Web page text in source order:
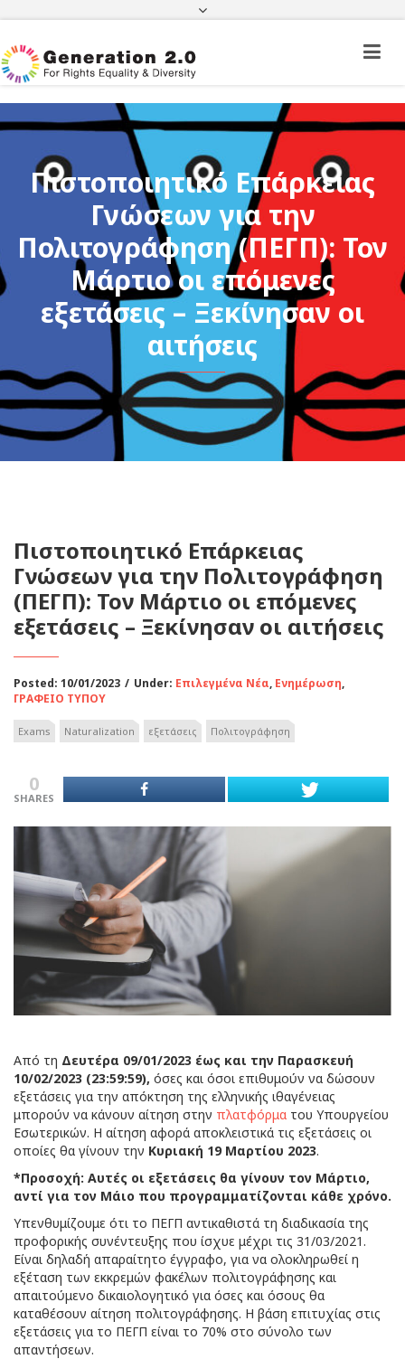
Πορεία Φακέλου Πολίτη Τρίτης Χώρας
Πορεία Φακέλου Ιθαγένειας
e-paravolo
FacebookTwitter Instagram
YoutubeLinkedin
Πιστοποιητικό Επάρκειας
Γνώσεων για την
Πολιτογράφηση (ΠΕΓΠ): Τον
Μάρτιο οι επόμενες
εξετάσεις – Ξεκίνησαν οι
αιτήσεις
Πιστοποιητικό Επάρκειας
Γνώσεων για την Πολιτογράφηση
(ΠΕΓΠ): Τον Μάρτιο οι επόμενες
εξετάσεις – Ξεκίνησαν οι αιτήσεις
Posted: 10/01/2023 / Under: Επιλεγμένα Νέα, Ενημέρωση,
ΓΡΑΦΕΙΟ ΤΥΠΟΥ
Exams Naturalization εξετάσεις Πολιτογράφηση
0
SHARES
Από τη Δευτέρα 09/01/2023 έως και την Παρασκευή
10/02/2023 (23:59:59), όσες και όσοι επιθυμούν να δώσουν
εξετάσεις για την απόκτηση της ελληνικής ιθαγένειας
μπορούν να κάνουν αίτηση στην πλατφόρμα του Υπουργείου
Εσωτερικών. Η αίτηση αφορά αποκλειστικά τις εξετάσεις οι
οποίες θα γίνουν την Κυριακή 19 Μαρτίου 2023.
*Προσοχή: Αυτές οι εξετάσεις θα γίνουν τον Μάρτιο,
αντί για τον Μάιο που προγραμματίζονται κάθε χρόνο.
Υπενθυμίζουμε ότι το ΠΕΓΠ αντικαθιστά τη διαδικασία της
προφορικής συνέντευξης που ίσχυε μέχρι τις 31/03/2021.
Είναι δηλαδή απαραίτητο έγγραφο, για να ολοκληρωθεί η
εξέταση των εκκρεμών φακέλων πολιτογράφησης και
απαιτούμενο δικαιολογητικό για όσες και όσους θα
καταθέσουν αίτηση πολιτογράφησης. Η βάση επιτυχίας στις
εξετάσεις για το ΠΕΓΠ είναι το 70% στο σύνολο των
απαντήσεων.